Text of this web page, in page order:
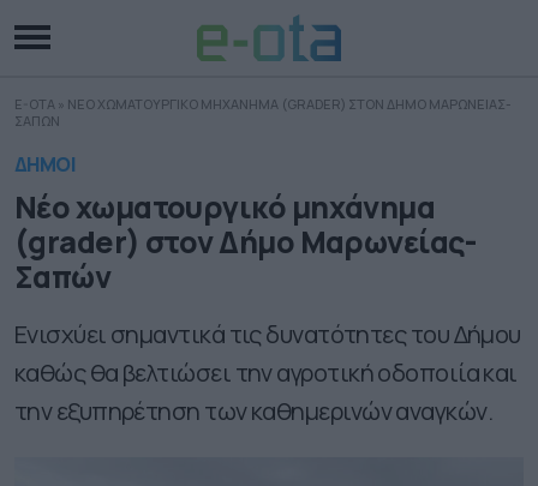
E-OTA » NΕΟ ΧΩΜΑΤΟΥΡΓΙΚΟ ΜΗΧΑΝΗΜΑ (GRADER) ΣΤΟΝ ΔΗΜΟ ΜΑΡΩΝΕΙΑΣ-
ΣΑΠΩΝ
ΔΗΜΟΙ
Nέο χωματουργικό μηχάνημα
(grader) στον Δήμο Μαρωνείας-
Σαπών
Ενισχύει σημαντικά τις δυνατότητες του Δήμου
καθώς θα βελτιώσει την αγροτική οδοποιία και
την εξυπηρέτηση των καθημερινών αναγκών.